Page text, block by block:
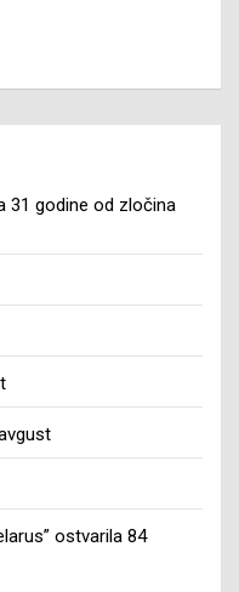
31 godine od zločina
ostvarila 84